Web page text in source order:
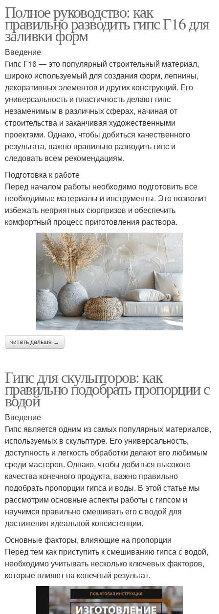
Полное руководство: как
правильно разводить гипс Г16 для
заливки форм
Введение
Гипс Г16 — это популярный строительный материал,
широко используемый для создания форм, лепнины,
декоративных элементов и других конструкций. Его
универсальность и пластичность делают гипс
незаменимым в различных сферах, начиная от
строительства и заканчивая художественными
проектами. Однако, чтобы добиться качественного
результата, важно правильно разводить гипс и
следовать всем рекомендациям.
Подготовка к работе
Перед началом работы необходимо подготовить все
необходимые материалы и инструменты. Это позволит
избежать неприятных сюрпризов и обеспечить
комфортный процесс приготовления раствора.
читать дальше →
Гипс для скульпторов: как
правильно подобрать пропорции с
водой
Введение
Гипс является одним из самых популярных материалов,
используемых в скульптуре. Его универсальность,
доступность и легкость обработки делают его любимым
среди мастеров. Однако, чтобы добиться высокого
качества конечного продукта, важно правильно
подобрать пропорции гипса и воды. В этой статье мы
рассмотрим основные аспекты работы с гипсом и
научимся правильно смешивать его с водой для
достижения идеальной консистенции.
Основные факторы, влияющие на пропорции
Перед тем как приступить к смешиванию гипса с водой,
необходимо учитывать несколько ключевых факторов,
которые влияют на конечный результат.